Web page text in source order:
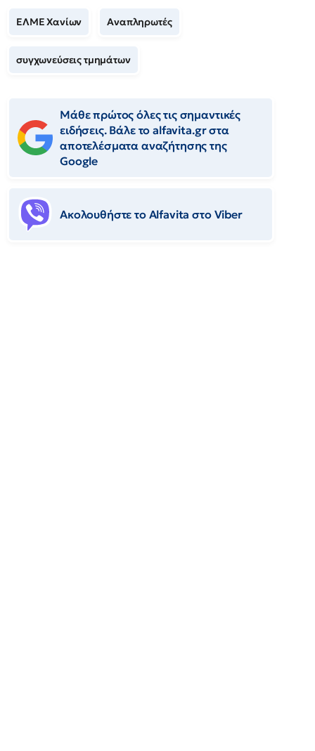
ΕΛΜΕ Χανίων Αναπληρωτές
συγχωνεύσεις τμημάτων
Μάθε πρώτος όλες τις σημαντικές
ειδήσεις. Βάλε το alfavita.gr στα
αποτελέσματα αναζήτησης της
Google
Ακολουθήστε το Αlfavita στο Viber